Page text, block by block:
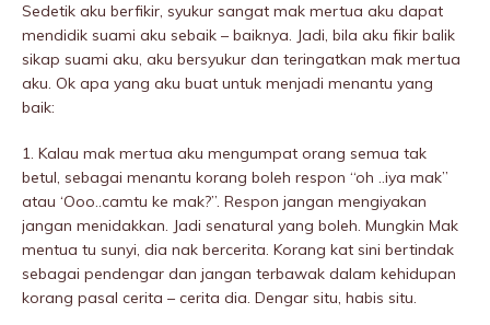
Sedetik aku berfikir, syukur sangat mak mertua aku dapat
mendidik suami aku sebaik – baiknya. Jadi, bila aku fikir balik
sikap suami aku, aku bersyukur dan teringatkan mak mertua
aku. Ok apa yang aku buat untuk menjadi menantu yang
baik:
1. Kalau mak mertua aku mengumpat orang semua tak
betul, sebagai menantu korang boleh respon “oh ..iya mak”
atau ‘Ooo..camtu ke mak?”. Respon jangan mengiyakan
jangan menidakkan. Jadi senatural yang boleh. Mungkin Mak
mentua tu sunyi, dia nak bercerita. Korang kat sini bertindak
sebagai pendengar dan jangan terbawak dalam kehidupan
korang pasal cerita – cerita dia. Dengar situ, habis situ.